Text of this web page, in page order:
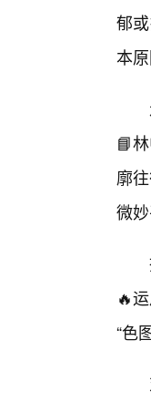
郁
本原
📘
廓
微
🔥
“色